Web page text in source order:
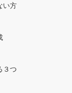
い方
３つ